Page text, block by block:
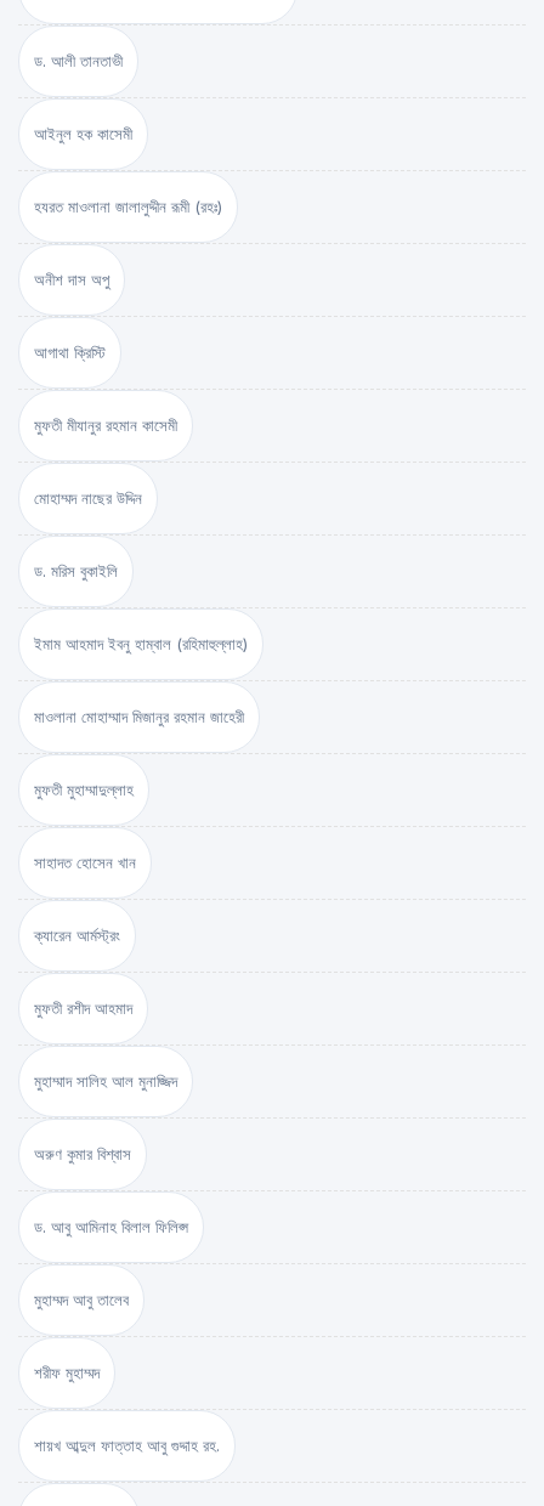
ড. আলী তানতাভী
আইনুল হক কাসেমী
হযরত মাওলানা জালালুদ্দীন রূমী (রহঃ)
অনীশ দাস অপু
আগাথা ক্রিস্টি
মুফতী মীযানুর রহমান কাসেমী
মোহাম্মদ নাছের উদ্দিন
ড. মরিস বুকাইলি
ইমাম আহমাদ ইবনু হাম্বাল (রহিমাহুল্লাহ)
মাওলানা মোহাম্মাদ মিজানুর রহমান জাহেরী
মুফতী মুহাম্মাদুল্লাহ
সাহাদত হোসেন খান
ক্যারেন আর্মস্ট্রং
মুফতী রশীদ আহমাদ
মুহাম্মাদ সালিহ আল মুনাজ্জিদ
অরুণ কুমার বিশ্বাস
ড. আবু আমিনাহ বিলাল ফিলিপ্স
মুহাম্মদ আবু তালেব
শরীফ মুহাম্মদ
শায়খ আব্দুল ফাত্তাহ আবু গুদ্দাহ রহ.